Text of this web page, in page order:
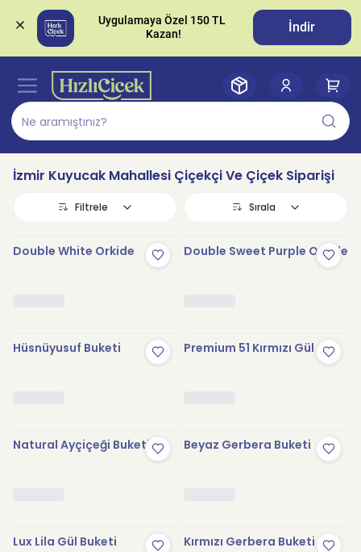
Uygulamaya Özel 150 TL
İndir
İzmir Kuyucak Mahallesi Çiçekçi Ve Çiçek Siparişi
Filtrele Sırala
Double White Orkide Double Sweet Purple Orkide
Hüsnüyusuf Buketi Premium 51 Kırmızı Gül
Natural Ayçiçeği Buketi Beyaz Gerbera Buketi
Lux Lila Gül Buketi Kırmızı Gerbera Buketi